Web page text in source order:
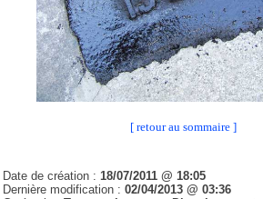
[ retour au sommaire ]
Date de création :18/07/2011 @ 18:05
Dernière modification :02/04/2013 @ 03:36